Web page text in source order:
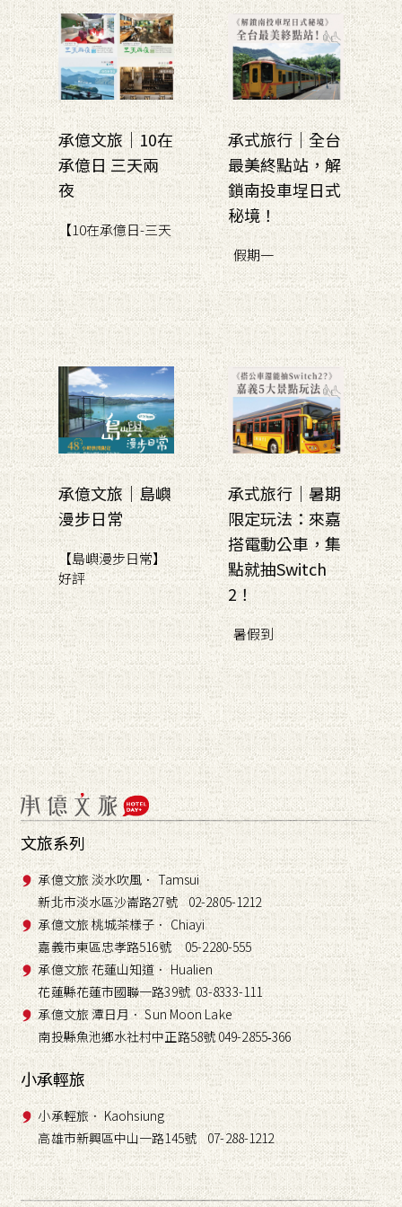
承億文旅｜10在
承億日 三天兩
夜
【10在承億日-三天
承式旅行｜全台
最美終點站，解
鎖南投車埕日式
秘境！
假期一
承億文旅｜島嶼
漫步日常
【島嶼漫步日常】
好評
承式旅行｜暑期
限定玩法：來嘉
搭電動公車，集
點就抽Switch
2！
暑假到
文旅系列
承億文旅 淡水吹風． Tamsui
新北市淡水區沙崙路27號 02-2805-1212
承億文旅 桃城茶樣子． Chiayi
嘉義市東區忠孝路516號 05-2280-555
承億文旅 花蓮山知道． Hualien
花蓮縣花蓮市國聯一路39號 03-8333-111
承億文旅 潭日月． Sun Moon Lake
南投縣魚池鄉水社村中正路58號 049-2855-366
小承輕旅
小承輕旅． Kaohsiung
高雄市新興區中山一路145號 07-288-1212